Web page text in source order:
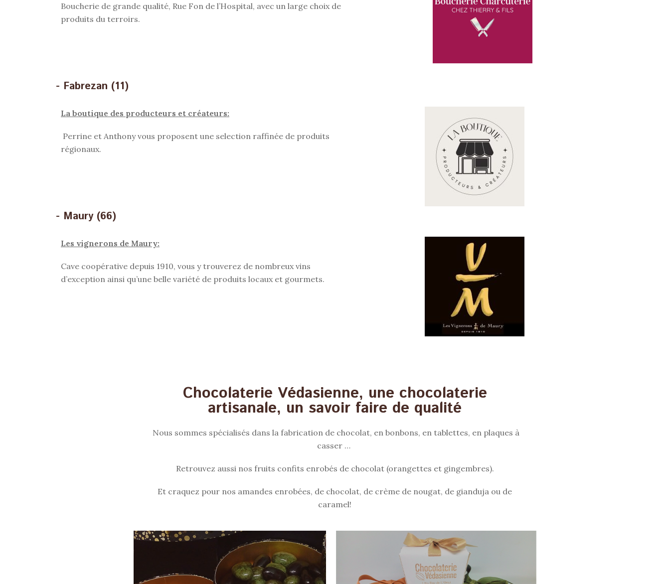
Boucherie de grande qualité, Rue Fon de l’Hospital, avec un large choix de
produits du terroirs.
- Fabrezan (11)
La boutique des producteurs et créateurs:
Perrine et Anthony vous proposent une selection raffinée de produits
régionaux.
- Maury (66)
Les vignerons de Maury:
Cave coopérative depuis 1910, vous y trouverez de nombreux vins
d’exception ainsi qu’une belle variété de produits locaux et gourmets.
Chocolaterie Védasienne, une chocolaterie
artisanale, un savoir faire de qualité
Nous sommes spécialisés dans la fabrication de chocolat, en bonbons, en tablettes, en plaques à
casser …
Retrouvez aussi nos fruits confits enrobés de chocolat (orangettes et gingembres).
Et craquez pour nos amandes enrobées, de chocolat, de crème de nougat, de gianduja ou de
caramel!